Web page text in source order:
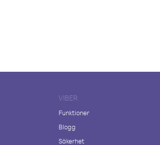
VIBER
Funktioner
Blogg
Säkerhet